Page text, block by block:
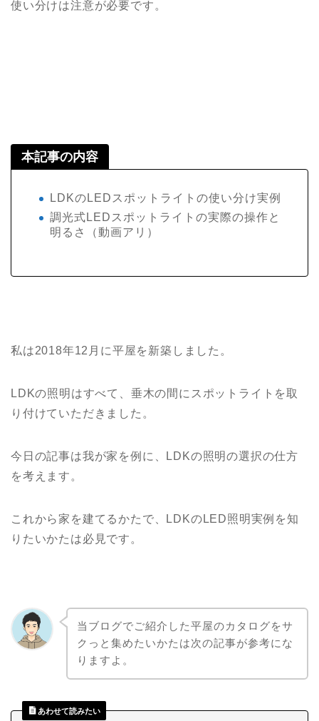
使い分けは注意が必要です。
本記事の内容
LDKのLEDスポットライトの使い分け実例
調光式LEDスポットライトの実際の操作と
明るさ（動画アリ）
私は2018年12月に平屋を新築しました。
LDKの照明はすべて、垂木の間にスポットライトを取
り付けていただきました。
今日の記事は我が家を例に、LDKの照明の選択の仕方
を考えます。
これから家を建てるかたで、LDKのLED照明実例を知
りたいかたは必見です。
当ブログでご紹介した平屋のカタログをサ
クっと集めたいかたは次の記事が参考にな
りますよ。
あわせて読みたい